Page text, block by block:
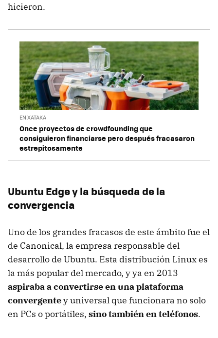
hicieron.
EN XATAKA
Once proyectos de crowdfounding que
consiguieron financiarse pero después fracasaron
estrepitosamente
Ubuntu Edge y la búsqueda de la
convergencia
Uno de los grandes fracasos de este ámbito fue el
de Canonical, la empresa responsable del
desarrollo de Ubuntu. Esta distribución Linux es
la más popular del mercado, y ya en 2013
aspiraba a convertirse en una plataforma
convergentey universal que funcionara no solo
en PCs o portátiles, sino también en teléfonos.